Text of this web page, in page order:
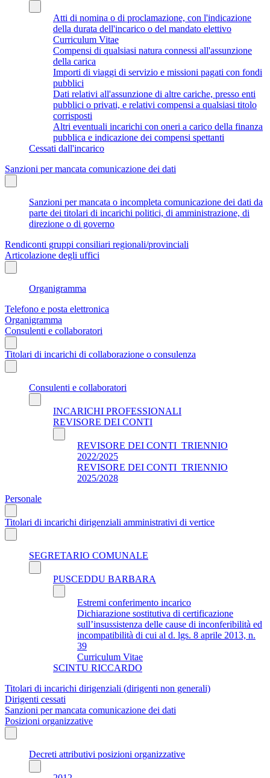
Atti di nomina o di proclamazione, con l'indicazione
della durata dell'incarico o del mandato elettivo
Curriculum Vitae
Compensi di qualsiasi natura connessi all'assunzione
della carica
Importi di viaggi di servizio e missioni pagati con fondi
pubblici
Dati relativi all'assunzione di altre cariche, presso enti
pubblici o privati, e relativi compensi a qualsiasi titolo
corrisposti
Altri eventuali incarichi con oneri a carico della finanza
pubblica e indicazione dei compensi spettanti
Cessati dall'incarico
Sanzioni per mancata comunicazione dei dati
Sanzioni per mancata o incompleta comunicazione dei dati da
parte dei titolari di incarichi politici, di amministrazione, di
direzione o di governo
Rendiconti gruppi consiliari regionali/provinciali
Articolazione degli uffici
Organigramma
Telefono e posta elettronica
Organigramma
Consulenti e collaboratori
Titolari di incarichi di collaborazione o consulenza
Consulenti e collaboratori
INCARICHI PROFESSIONALI
REVISORE DEI CONTI
REVISORE DEI CONTI_TRIENNIO
2022/2025
REVISORE DEI CONTI_TRIENNIO
2025/2028
Personale
Titolari di incarichi dirigenziali amministrativi di vertice
SEGRETARIO COMUNALE
PUSCEDDU BARBARA
Estremi conferimento incarico
Dichiarazione sostitutiva di certificazione
sull’insussistenza delle cause di inconferibilità ed
incompatibilità di cui al d. lgs. 8 aprile 2013, n.
39
Curriculum Vitae
SCINTU RICCARDO
Titolari di incarichi dirigenziali (dirigenti non generali)
Dirigenti cessati
Sanzioni per mancata comunicazione dei dati
Posizioni organizzative
Decreti attributivi posizioni organizzative